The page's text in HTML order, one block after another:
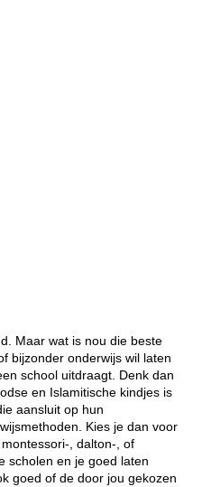
Maar wat is nou die beste
bijzonder onderwijs wil laten
school uitdraagt. Denk dan
en Islamitische kindjes is
aansluit op hun
Kies je dan voor
, dalton-, of
scholen en je goed laten
goed of de door jou gekozen